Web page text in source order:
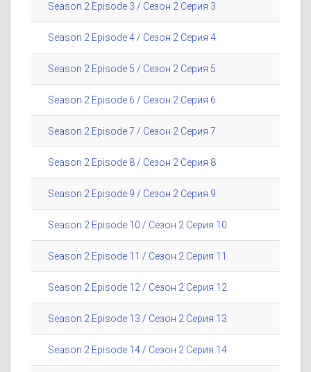
Season 2 Episode 3 / Сезон 2 Серия 3
Season 2 Episode 4 / Сезон 2 Серия 4
Season 2 Episode 5 / Сезон 2 Серия 5
Season 2 Episode 6 / Сезон 2 Серия 6
Season 2 Episode 7 / Сезон 2 Серия 7
Season 2 Episode 8 / Сезон 2 Серия 8
Season 2 Episode 9 / Сезон 2 Серия 9
Season 2 Episode 10 / Сезон 2 Серия 10
Season 2 Episode 11 / Сезон 2 Серия 11
Season 2 Episode 12 / Сезон 2 Серия 12
Season 2 Episode 13 / Сезон 2 Серия 13
Season 2 Episode 14 / Сезон 2 Серия 14